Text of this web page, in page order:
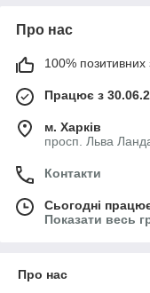
ідеальної посадки на
Про нас
100% позитивних
Працює з
м. Харків
просп. Льва
Контакти
Сьогодні
Показати весь
Про нас